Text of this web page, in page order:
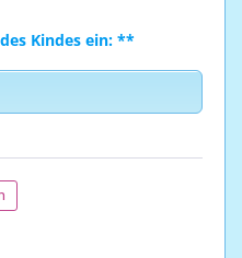
Kindes ein: **